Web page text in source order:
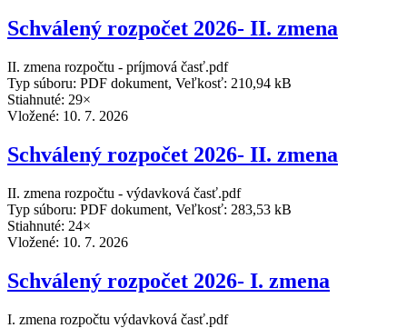
Schválený rozpočet 2026- II. zmena
II. zmena rozpočtu - príjmová časť.pdf
Typ súboru: PDF dokument, Veľkosť: 210,94 kB
Stiahnuté: 29×
Vložené: 10. 7. 2026
Schválený rozpočet 2026- II. zmena
II. zmena rozpočtu - výdavková časť.pdf
Typ súboru: PDF dokument, Veľkosť: 283,53 kB
Stiahnuté: 24×
Vložené: 10. 7. 2026
Schválený rozpočet 2026- I. zmena
I. zmena rozpočtu výdavková časť.pdf